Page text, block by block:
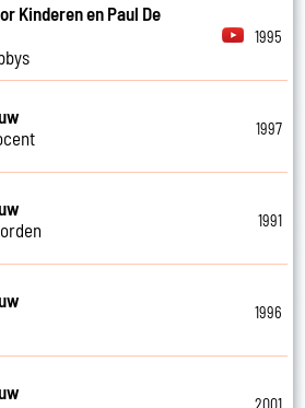
Kinderen en Paul De
1995
1997
1991
1996
2001